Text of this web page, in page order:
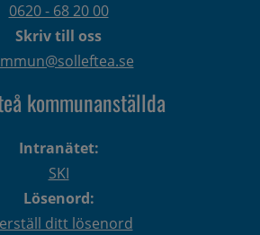
0620 - 68 20 00
Skriv till oss
kommunanställda
Intranätet:
SKI
Lösenord:
ditt lösenord